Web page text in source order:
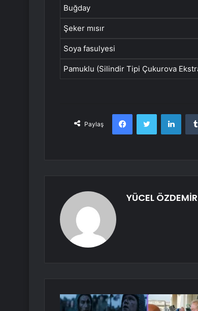
Buğday
Şeker mısır
Soya fasulyesi
Pamuklu (Silindir Tipi Çukurova
Paylaş
FacebookTwitter
YÜCEL ÖZDEMİR